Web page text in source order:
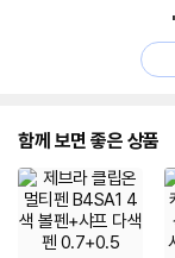
함께 보면 좋은 상품